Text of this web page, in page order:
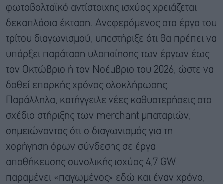
φωτοβολταϊκό αντίστοιχης ισχύος χρειάζεται
δεκαπλάσια έκταση. Αναφερόμενος στα έργα του
τρίτου διαγωνισμού, υποστήριξε ότι θα πρέπει να
υπάρξει παράταση υλοποίησης των έργων έως
τον Οκτώβριο ή τον Νοέμβριο του 2026, ώστε να
δοθεί επαρκής χρόνος ολοκλήρωσης.
Παράλληλα, κατήγγειλε νέες καθυστερήσεις στο
σχέδιο στήριξης των merchant μπαταριών,
σημειώνοντας ότι ο διαγωνισμός για τη
χορήγηση όρων σύνδεσης σε έργα
αποθήκευσης συνολικής ισχύος 4,7 GW
παραμένει «παγωμένος» εδώ και έναν χρόνο,